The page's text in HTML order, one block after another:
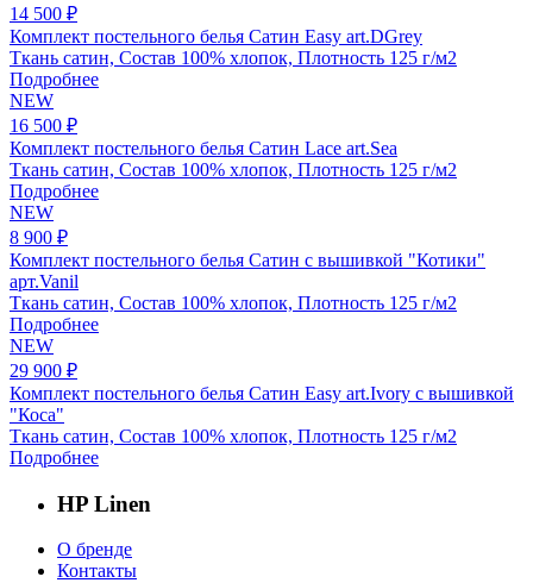
14 500 ₽
Комплект постельного белья Сатин Easy art.DGrey
Ткань сатин, Состав 100% хлопок, Плотность 125 г/м2
Подробнее
NEW
16 500 ₽
Комплект постельного белья Сатин Lace art.Sea
Ткань сатин, Состав 100% хлопок, Плотность 125 г/м2
Подробнее
NEW
8 900 ₽
Комплект постельного белья Сатин с вышивкой "Котики"
арт.Vanil
Ткань сатин, Состав 100% хлопок, Плотность 125 г/м2
Подробнее
NEW
29 900 ₽
Комплект постельного белья Сатин Easy art.Ivory с вышивкой
"Коса"
Ткань сатин, Состав 100% хлопок, Плотность 125 г/м2
Подробнее
HP Linen
О бренде
Контакты